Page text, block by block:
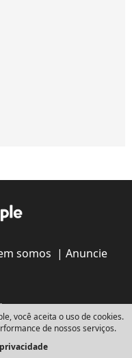
somos | Anuncie
- 2026
você aceita o uso de cookies.
de nossos serviços.